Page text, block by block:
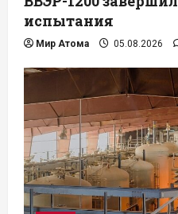
испытания
Мир Атома 05.08.2026